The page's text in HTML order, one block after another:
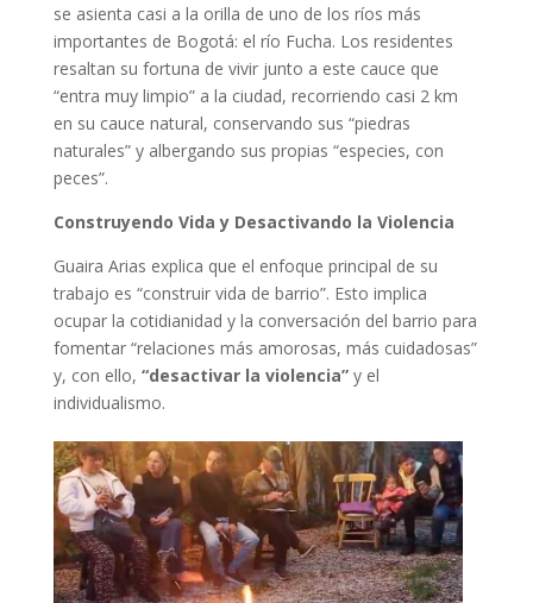
se asienta casi a la orilla de uno de los ríos más
importantes de Bogotá: el río Fucha. Los residentes
resaltan su fortuna de vivir junto a este cauce que
“entra muy limpio” a la ciudad, recorriendo casi 2 km
en su cauce natural, conservando sus “piedras
naturales” y albergando sus propias “especies, con
peces”.
Construyendo Vida y Desactivando la Violencia
Guaira Arias explica que el enfoque principal de su
trabajo es “construir vida de barrio”. Esto implica
ocupar la cotidianidad y la conversación del barrio para
fomentar “relaciones más amorosas, más cuidadosas”
y, con ello, “desactivar la violencia”y el
individualismo.